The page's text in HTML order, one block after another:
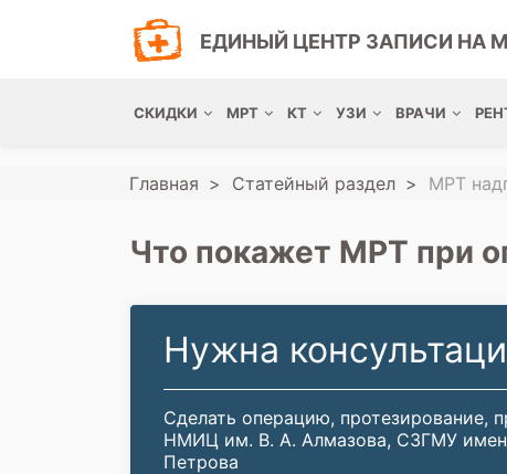
ЕДИНЫЙ ЦЕНТР ЗАПИСИ НА
СКИДКИ МРТ КТ УЗИ ВРАЧИ
Главная Статейный раздел МРТ
Что покажет МРТ при
Нужна
Сделать операцию, протезирование,
НМИЦ им. В. А. Алмазова, СЗГМУ
Петрова